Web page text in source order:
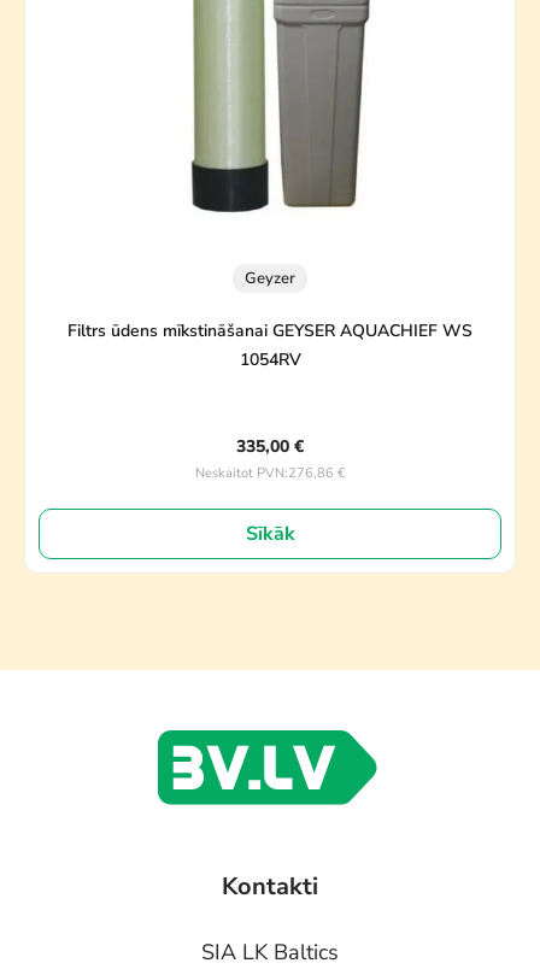
Geyzer
Filtrs ūdens mīkstināšanai GEYSER AQUACHIEF WS
1054RV
335,00 €
Neskaitot PVN:276,86 €
Sīkāk
Kontakti
SIA LK Baltics